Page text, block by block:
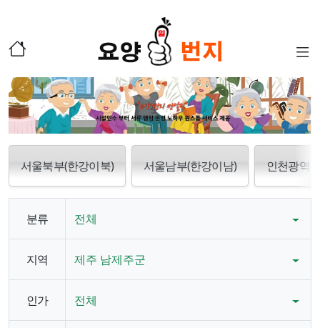
서울북부(한강이북) 서울남부(한강이남) 인천광역시
분류 전체
지역 제주 남제주군
인가 전체